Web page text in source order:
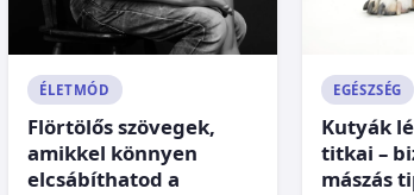
ÉLETMÓD
Flörtölős szövegek,
amikkel könnyen
elcsábíthatod a
EGÉSZSÉG
Kutyák
titkai –
mászás